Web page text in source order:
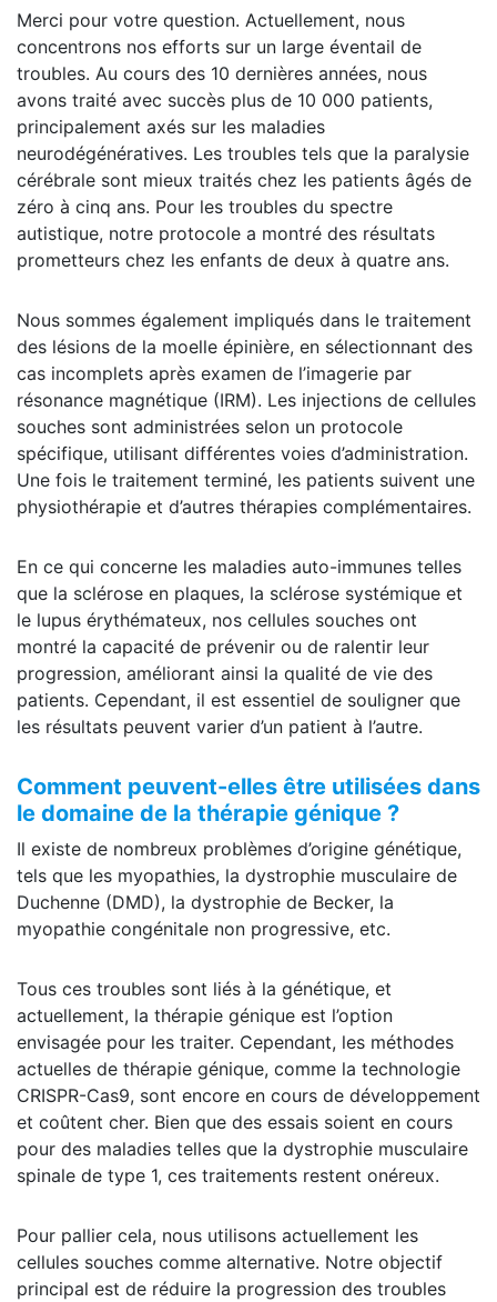
Merci pour votre question. Actuellement, nous
concentrons nos efforts sur un large éventail de
troubles. Au cours des 10 dernières années, nous
avons traité avec succès plus de 10 000 patients,
principalement axés sur les maladies
neurodégénératives. Les troubles tels que la paralysie
cérébrale sont mieux traités chez les patients âgés de
zéro à cinq ans. Pour les troubles du spectre
autistique, notre protocole a montré des résultats
prometteurs chez les enfants de deux à quatre ans.
Nous sommes également impliqués dans le traitement
des lésions de la moelle épinière, en sélectionnant des
cas incomplets après examen de l’imagerie par
résonance magnétique (IRM). Les injections de cellules
souches sont administrées selon un protocole
spécifique, utilisant différentes voies d’administration.
Une fois le traitement terminé, les patients suivent une
physiothérapie et d’autres thérapies complémentaires.
En ce qui concerne les maladies auto-immunes telles
que la sclérose en plaques, la sclérose systémique et
le lupus érythémateux, nos cellules souches ont
montré la capacité de prévenir ou de ralentir leur
progression, améliorant ainsi la qualité de vie des
patients. Cependant, il est essentiel de souligner que
les résultats peuvent varier d’un patient à l’autre.
Comment peuvent-elles être utilisées dans
le domaine de la thérapie génique ?
Il existe de nombreux problèmes d’origine génétique,
tels que les myopathies, la dystrophie musculaire de
Duchenne (DMD), la dystrophie de Becker, la
myopathie congénitale non progressive, etc.
Tous ces troubles sont liés à la génétique, et
actuellement, la thérapie génique est l’option
envisagée pour les traiter. Cependant, les méthodes
actuelles de thérapie génique, comme la technologie
CRISPR-Cas9, sont encore en cours de développement
et coûtent cher. Bien que des essais soient en cours
pour des maladies telles que la dystrophie musculaire
spinale de type 1, ces traitements restent onéreux.
Pour pallier cela, nous utilisons actuellement les
cellules souches comme alternative. Notre objectif
principal est de réduire la progression des troubles